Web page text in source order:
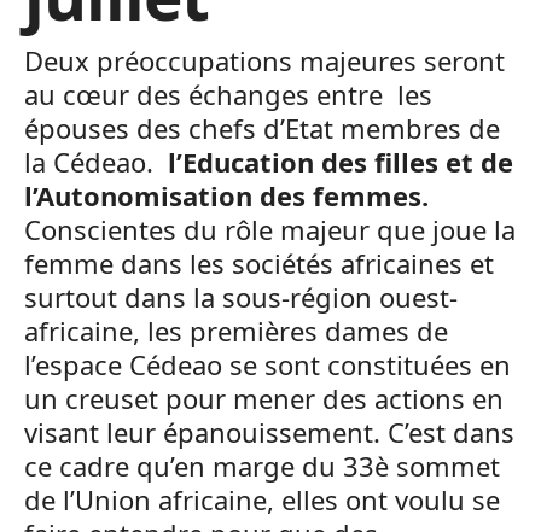
Deux préoccupations majeures seront
au cœur des échanges entre les
épouses des chefs d’Etat membres de
la Cédeao. l’Education des filles et de
l’Autonomisation des femmes.
Conscientes du rôle majeur que joue la
femme dans les sociétés africaines et
surtout dans la sous-région ouest-
africaine, les premières dames de
l’espace Cédeao se sont constituées en
un creuset pour mener des actions en
visant leur épanouissement. C’est dans
ce cadre qu’en marge du 33è sommet
de l’Union africaine, elles ont voulu se